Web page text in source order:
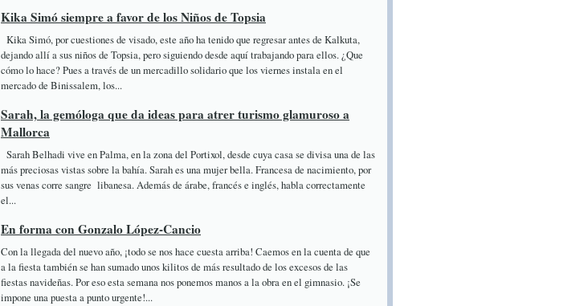
Kika Simó siempre a favor de los Niños de Topsia
Kika Simó, por cuestiones de visado, este año ha tenido que regresar antes de Kalkuta,
dejando allí a sus niños de Topsia, pero siguiendo desde aquí trabajando para ellos. ¿Que
cómo lo hace? Pues a través de un mercadillo solidario que los viernes instala en el
mercado de Binissalem, los...
Sarah, la gemóloga que da ideas para atrer turismo glamuroso a
Mallorca
Sarah Belhadi vive en Palma, en la zona del Portixol, desde cuya casa se divisa una de las
más preciosas vistas sobre la bahía. Sarah es una mujer bella. Francesa de nacimiento, por
sus venas corre sangre libanesa. Además de árabe, francés e inglés, habla correctamente
el...
En forma con Gonzalo López-Cancio
Con la llegada del nuevo año, ¡todo se nos hace cuesta arriba! Caemos en la cuenta de que
a la fiesta también se han sumado unos kilitos de más resultado de los excesos de las
fiestas navideñas. Por eso esta semana nos ponemos manos a la obra en el gimnasio. ¡Se
impone una puesta a punto urgente!...